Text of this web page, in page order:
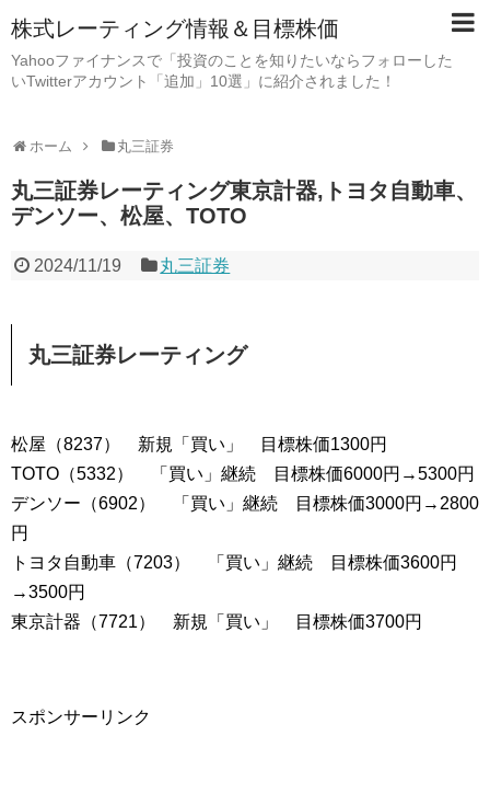
株式レーティング情報＆目標株価
Yahooファイナンスで「投資のことを知りたいならフォローした
いTwitterアカウント「追加」10選」に紹介されました！
ホーム 丸三証券
丸三証券レーティング東京計器,トヨタ自動車、
デンソー、松屋、TOTO
2024/11/19 丸三証券
丸三証券レーティング
松屋（8237） 新規「買い」 目標株価1300円
TOTO（5332） 「買い」継続 目標株価6000円→5300円
デンソー（6902） 「買い」継続 目標株価3000円→2800
円
トヨタ自動車（7203） 「買い」継続 目標株価3600円
→3500円
東京計器（7721） 新規「買い」 目標株価3700円
スポンサーリンク